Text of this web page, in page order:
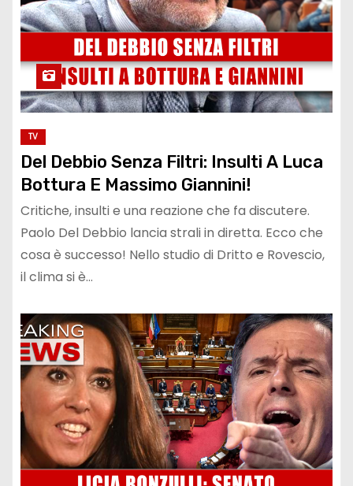
TV
Del Debbio Senza Filtri: Insulti A Luca
Bottura E Massimo Giannini!
Critiche, insulti e una reazione che fa discutere.
Paolo Del Debbio lancia strali in diretta. Ecco che
cosa è successo! Nello studio di Dritto e Rovescio,
il clima si è…